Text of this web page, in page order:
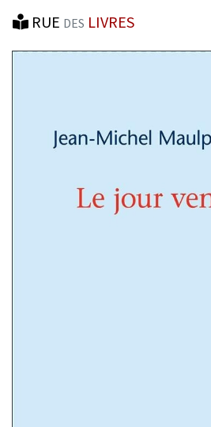
RUE DES LIVRES